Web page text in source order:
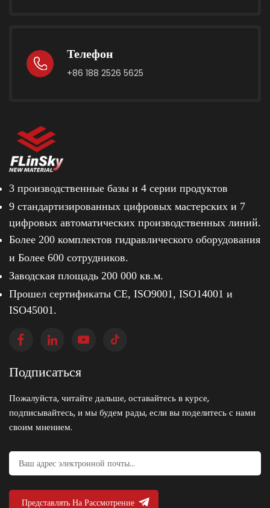
Телефон
+86 188 2526 5625
3 производственные базы и 4 серии продуктов
9 стандартизированных цифровых мастерских и 7
цифровых автоматических производственных линий.
Более 200 комплектов гидравлического оборудования
и Более 600 сотрудников.
Заводская площадь 200 000 кв.м.
Прошел сертификаты CE, ISO9001, ISO14001 и
ISO45001.
Подписаться
Пожалуйста, читайте дальше, оставайтесь в курсе,
подписывайтесь, и мы будем рады, если вы поделитесь с нами
своим мнением.
Представлять На Рассмотрение